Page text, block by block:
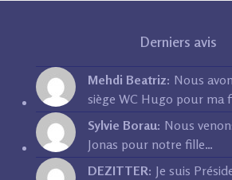
Derniers avis
Mehdi Beatriz: Nous
siège WC Hugo pour ma
Sylvie Borau: Nous
Jonas pour notre fille…
DEZITTER: Je suis